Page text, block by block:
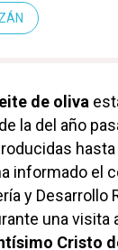
de oliva
la del año
hasta
informado el
y Desarrollo
una visita
Cristo